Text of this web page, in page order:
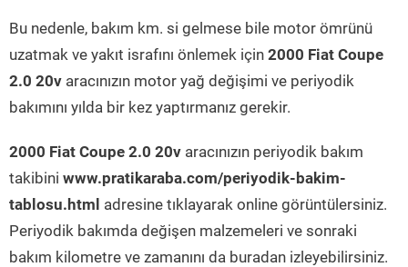
Bu nedenle, bakım km. si gelmese bile motor ömrünü
uzatmak ve yakıt israfını önlemek için 2000 Fiat Coupe
2.0 20v aracınızın motor yağ değişimi ve periyodik
bakımını yılda bir kez yaptırmanız gerekir.
2000 Fiat Coupe 2.0 20v aracınızın periyodik bakım
takibini www.pratikaraba.com/periyodik-bakim-
tablosu.html adresine tıklayarak online görüntülersiniz.
Periyodik bakımda değişen malzemeleri ve sonraki
bakım kilometre ve zamanını da buradan izleyebilirsiniz.